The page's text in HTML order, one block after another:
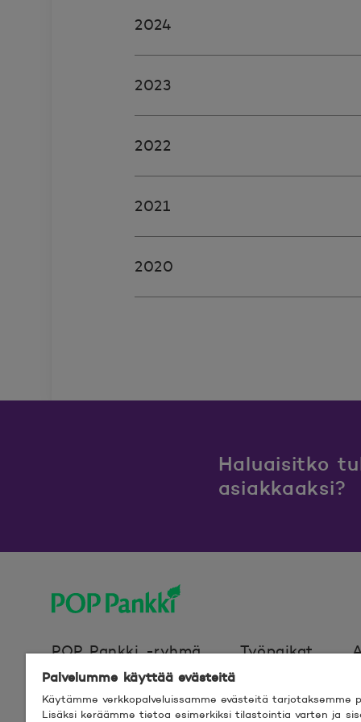
2024
2023
2022
2021
2020
Haluaisitko
asiakkaaksi?
POP Pankki -ryhmä
Työpaikat
Evästeet Verkkosivun käyttöehdot
Palvelumme käyttää evästeitä
Käytämme verkkopalveluissamme evästeitä tarjotaksemme
Lisäksi keräämme tietoa esimerkiksi tilastointia varten ja